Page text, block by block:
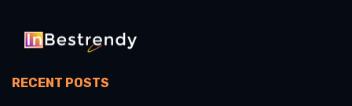
RECENT POSTS